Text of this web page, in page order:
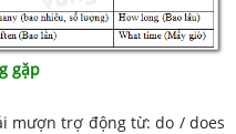
gặp
mượn trợ động từ: do / does